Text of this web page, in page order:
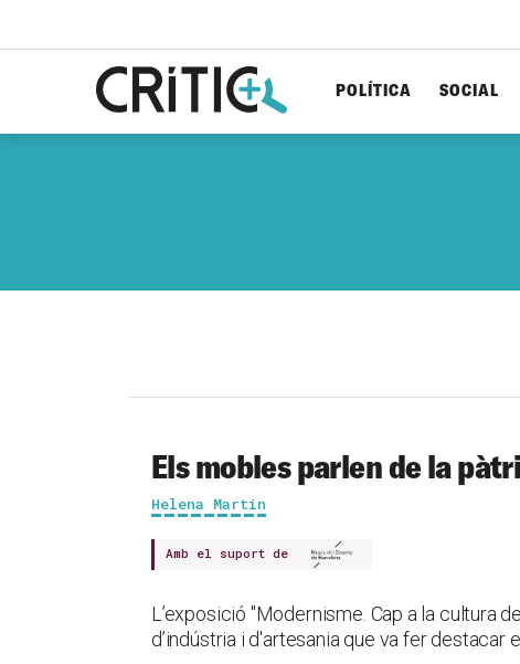
POLÍTICA SOCIAL
Els mobles parlen de la
Helena Martin
Amb el suport de
L’exposició "Modernisme. Cap a la cultura
d’indústria i d'artesania que va fer destacar